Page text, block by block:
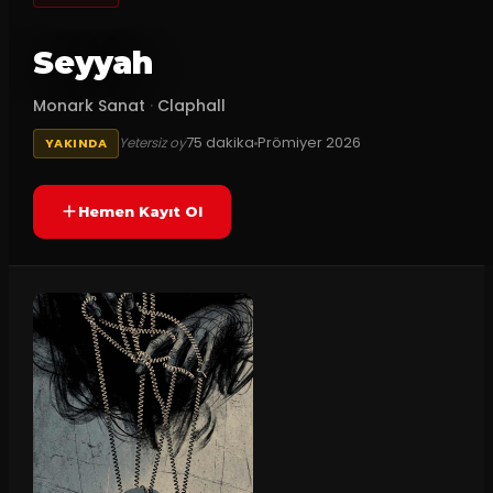
Seyyah
Monark Sanat · Claphall
YAKINDA Yetersiz oy75 dakikaPrömiyer 2026
Hemen Kayıt Ol